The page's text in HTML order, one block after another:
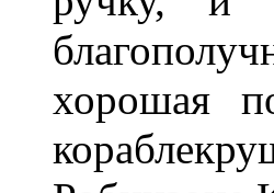
хорошая